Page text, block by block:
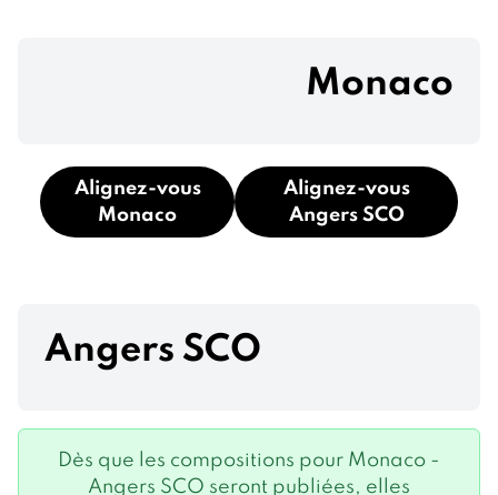
Monaco
Alignez-vous
Monaco
Alignez-vous
Angers SCO
Angers SCO
Dès que les compositions pour Monaco -
Angers SCO seront publiées, elles